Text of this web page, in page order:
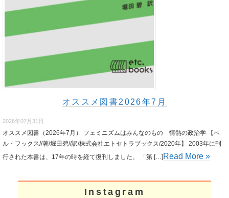
オススメ図書2026年7月
2026年07月31日
オススメ図書（2026年7月） フェミニズムはみんなのもの 情熱の政治学 【ベ
ル・フックス//著/堀田碧//訳/株式会社エトセトラブックス/2020年】 2003年に刊
行された本書は、17年の時を経て復刊しました。 「第 […]Read More »
Instagram